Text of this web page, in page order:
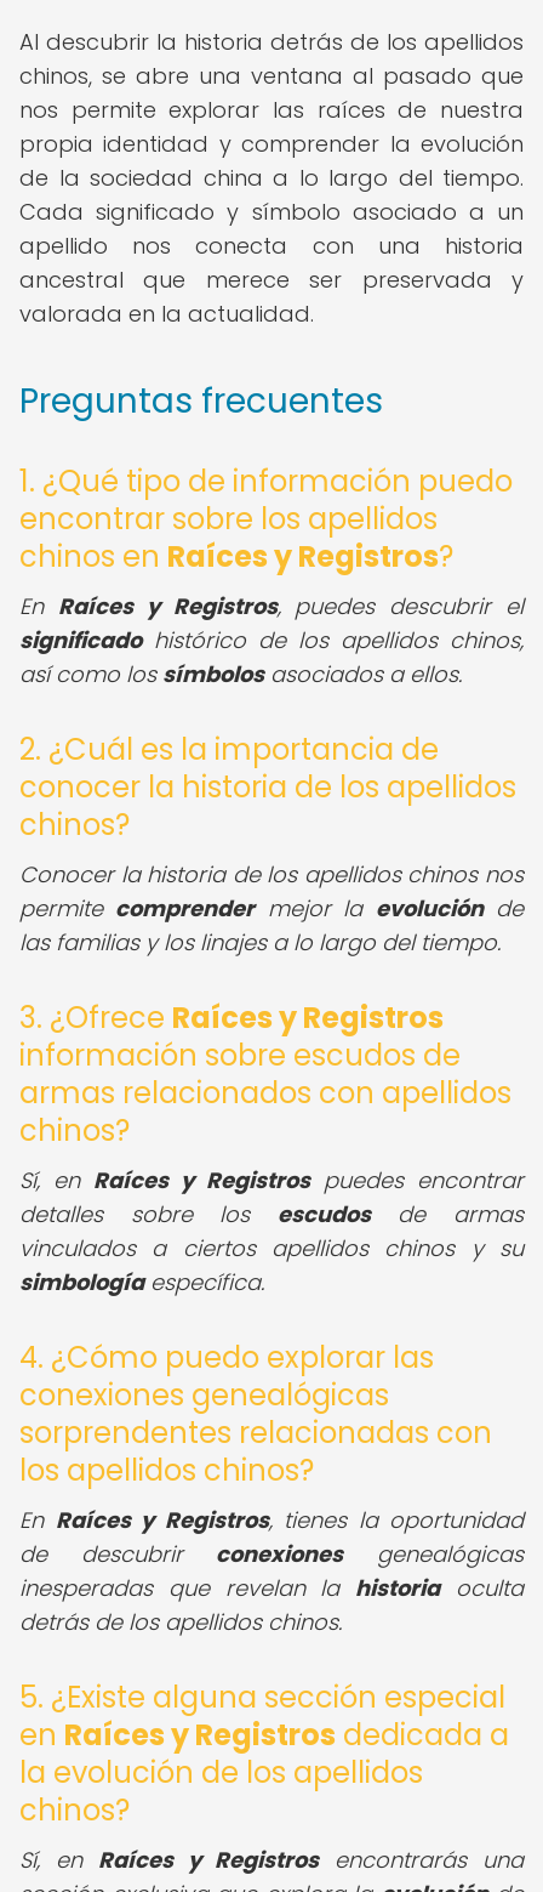
Al descubrir la historia detrás de los apellidos
chinos, se abre una ventana al pasado que
nos permite explorar las raíces de nuestra
propia identidad y comprender la evolución
de la sociedad china a lo largo del tiempo.
Cada significado y símbolo asociado a un
apellido nos conecta con una historia
ancestral que merece ser preservada y
valorada en la actualidad.
Preguntas frecuentes
1. ¿Qué tipo de información puedo
encontrar sobre los apellidos
chinos en Raíces y Registros?
En Raíces y Registros, puedes descubrir el
significadohistórico de los apellidos chinos,
así como los símbolosasociados a ellos.
2. ¿Cuál es la importancia de
conocer la historia de los apellidos
chinos?
Conocer la historia de los apellidos chinos nos
permite comprendermejor la evoluciónde
las familias y los linajes a lo largo del tiempo.
3. ¿Ofrece Raíces y Registros
información sobre escudos de
armas relacionados con apellidos
chinos?
Sí, en Raíces y Registrospuedes encontrar
detalles sobre los escudosde armas
vinculados a ciertos apellidos chinos y su
simbologíaespecífica.
4. ¿Cómo puedo explorar las
conexiones genealógicas
sorprendentes relacionadas con
los apellidos chinos?
En Raíces y Registros, tienes la oportunidad
de descubrir conexionesgenealógicas
inesperadas que revelan la historiaoculta
detrás de los apellidos chinos.
5. ¿Existe alguna sección especial
en Raíces y Registros dedicada a
la evolución de los apellidos
chinos?
Sí, en Raíces y Registrosencontrarás una